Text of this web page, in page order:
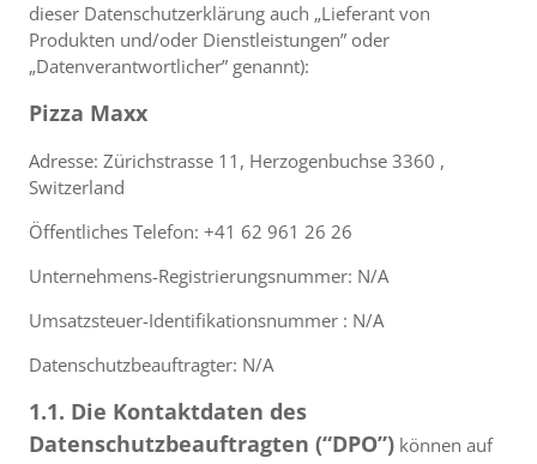
dieser Datenschutzerklärung auch „Lieferant von
Produkten und/oder Dienstleistungen” oder
„Datenverantwortlicher” genannt):
Pizza Maxx
Adresse: Zürichstrasse 11, Herzogenbuchse 3360 ,
Switzerland
Öffentliches Telefon: +41 62 961 26 26
Unternehmens-Registrierungsnummer: N/A
Umsatzsteuer-Identifikationsnummer : N/A
Datenschutzbeauftragter: N/A
1.1. Die Kontaktdaten des
Datenschutzbeauftragten (“DPO”) können auf